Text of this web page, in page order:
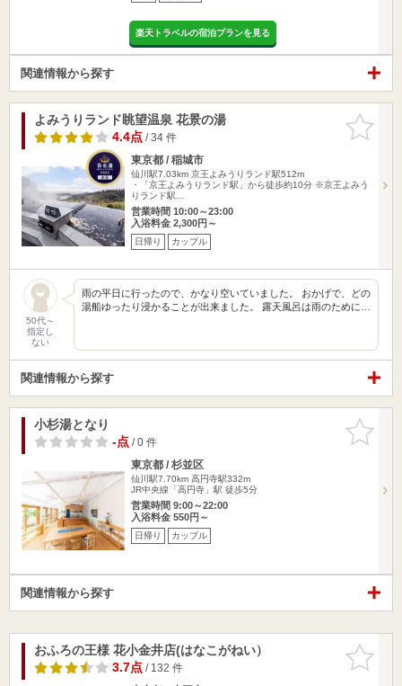
楽天トラベルの宿泊プランを見る
関連情報から探す
お気に入
りに追加
よみうりランド眺望温泉 花景の湯
4.4点/ 34 件
東京都 / 稲城市
仙川駅7.03km 京王よみうりランド駅512m
・「京王よみうりランド駅」から徒歩約10分 ※京王よみう
りランド駅…
営業時間 10:00～23:00
入浴料金 2,300円～
日帰り カップル
50代～
指定し
ない
雨の平日に行ったので、かなり空いていました。 おかげで、どの
湯船ゆったり浸かることが出来ました。 露天風呂は雨のために…
関連情報から探す
お気に入
りに追加
小杉湯となり
-点/ 0 件
東京都 / 杉並区
仙川駅7.70km 高円寺駅332m
JR中央線「高円寺」駅 徒歩5分
営業時間 9:00～22:00
入浴料金 550円～
日帰り カップル
関連情報から探す
お気に入
りに追加
おふろの王様 花小金井店(はなこがねい）
3.7点/ 132 件